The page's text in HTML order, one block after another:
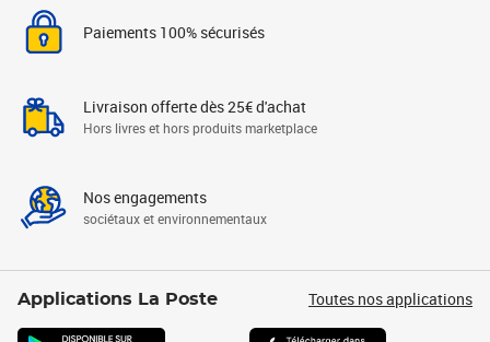
Paiements 100% sécurisés
Livraison offerte dès 25€ d'achat
Hors livres et hors produits marketplace
Nos engagements
sociétaux et environnementaux
Applications La Poste Toutes nos applications